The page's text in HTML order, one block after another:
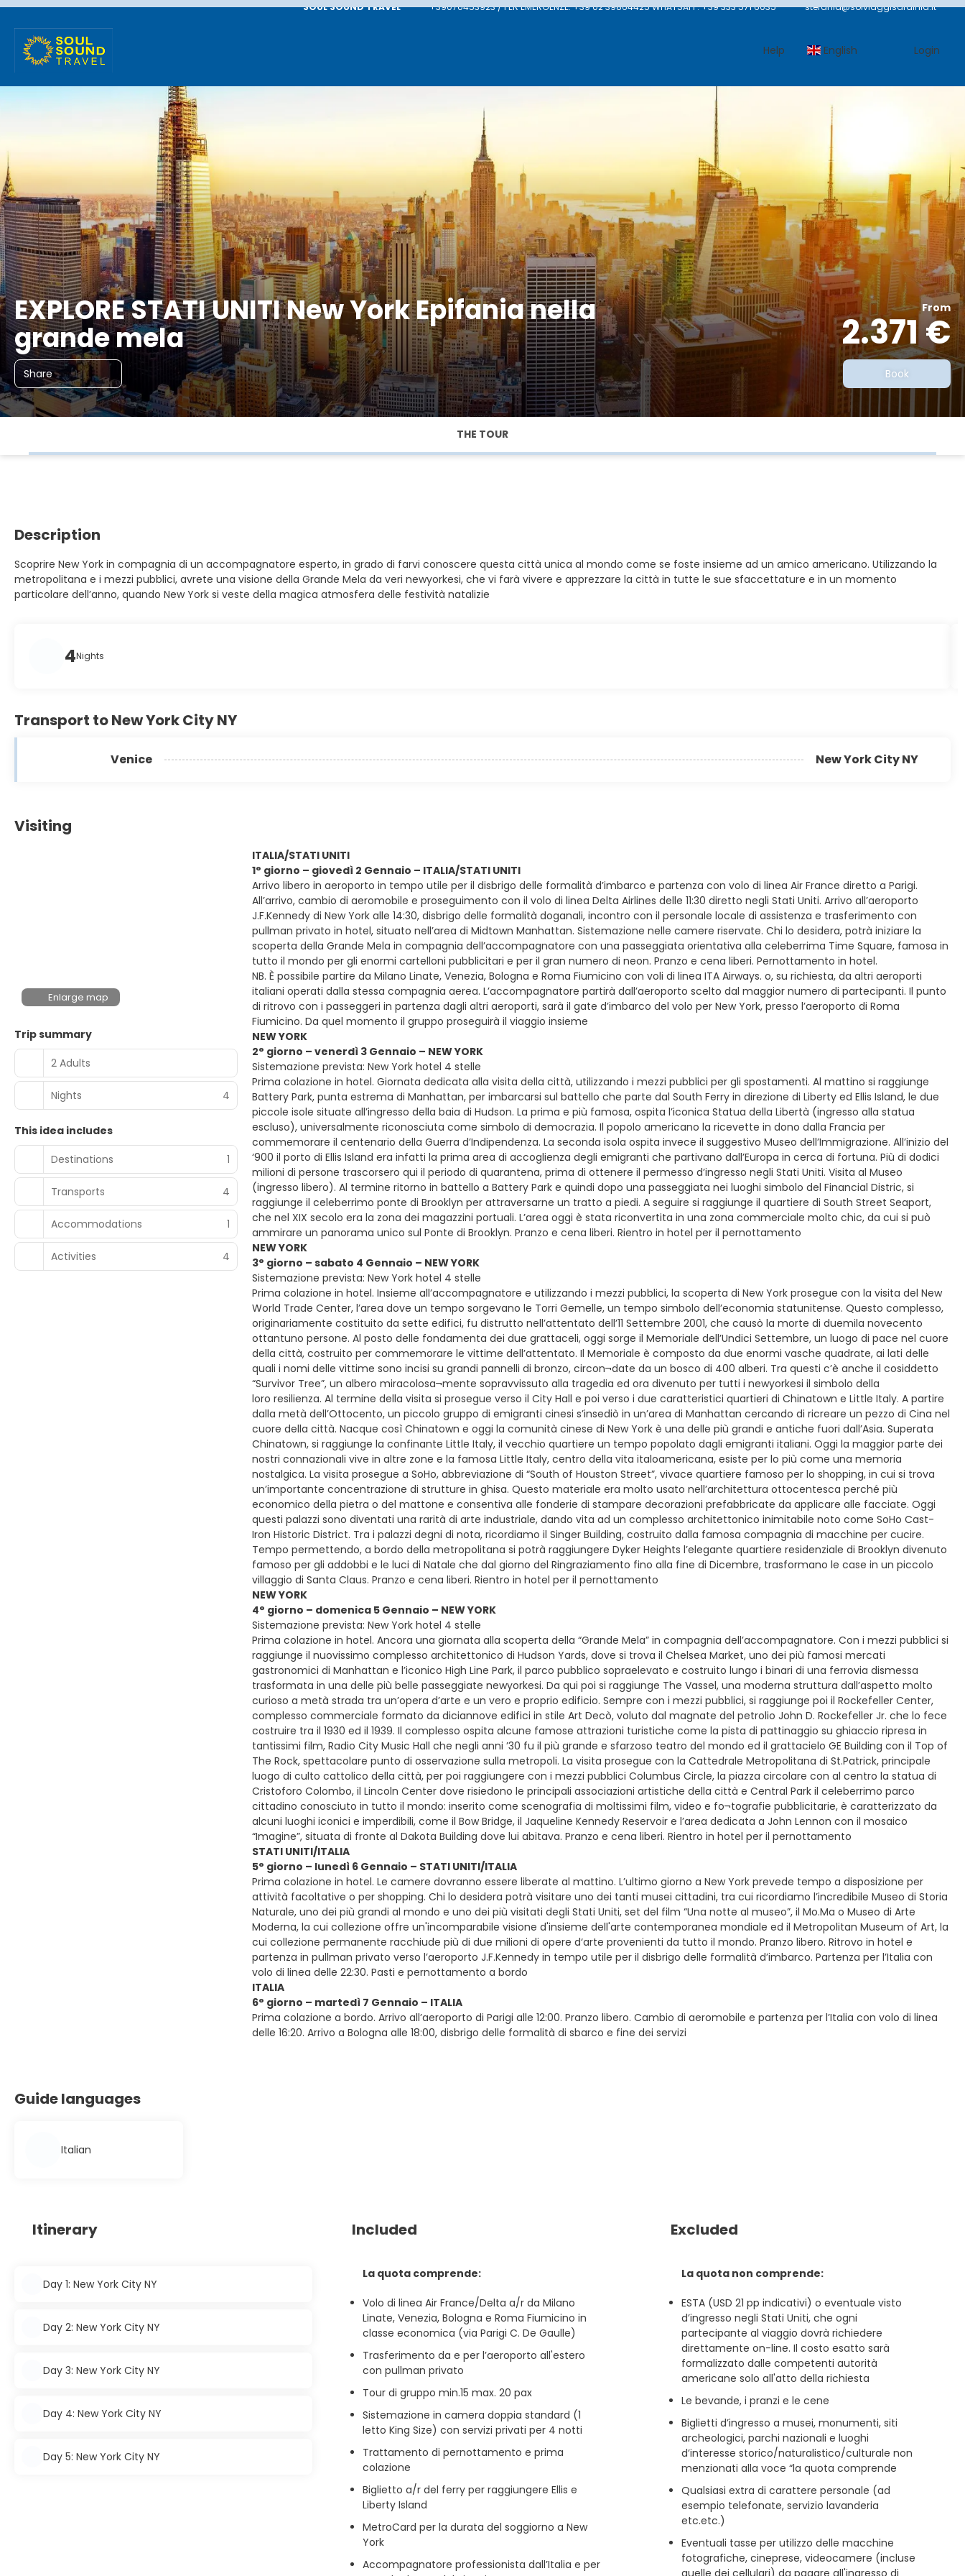
SOUL SOUND TRAVEL +39070453923 / PER EMERGENZE: +39 02 39864425 WHATSAPP: +39 333 571 6035 stefania@solviaggisardinia.it
Help English Login
EXPLORE STATI UNITI New York Epifania nella
grande mela
From
2.371 €
Share Book
THE TOUR
Description
Scoprire New York in compagnia di un accompagnatore esperto, in grado di farvi conoscere questa città unica al mondo come se foste insieme ad un amico americano. Utilizzando la
metropolitana e i mezzi pubblici, avrete una visione della Grande Mela da veri newyorkesi, che vi farà vivere e apprezzare la città in tutte le sue sfaccettature e in un momento
particolare dell’anno, quando New York si veste della magica atmosfera delle festività natalizie
4Nights
Transport to New York City NY
Venice New York City NY
Visiting
Enlarge map
Trip summary
2 Adults
Nights 4
This idea includes
Destinations
1
Transports 4
Accommodations 1
Activities 4
ITALIA/STATI UNITI
1° giorno – giovedì 2 Gennaio – ITALIA/STATI UNITI
Arrivo libero in aeroporto in tempo utile per il disbrigo delle formalità d’imbarco e partenza con volo di linea Air France diretto a Parigi.
All’arrivo, cambio di aeromobile e proseguimento con il volo di linea Delta Airlines delle 11:30 diretto negli Stati Uniti. Arrivo all’aeroporto
J.F.Kennedy di New York alle 14:30, disbrigo delle formalità doganali, incontro con il personale locale di assistenza e trasferimento con
pullman privato in hotel, situato nell’area di Midtown Manhattan. Sistemazione nelle camere riservate. Chi lo desidera, potrà iniziare la
scoperta della Grande Mela in compagnia dell’accompagnatore con una passeggiata orientativa alla celeberrima Time Square, famosa in
tutto il mondo per gli enormi cartelloni pubblicitari e per il gran numero di neon. Pranzo e cena liberi. Pernottamento in hotel.
NB. È possibile partire da Milano Linate, Venezia, Bologna e Roma Fiumicino con voli di linea ITA Airways. o, su richiesta, da altri aeroporti
italiani operati dalla stessa compagnia aerea. L’accompagnatore partirà dall’aeroporto scelto dal maggior numero di partecipanti. Il punto
di ritrovo con i passeggeri in partenza dagli altri aeroporti, sarà il gate d’imbarco del volo per New York, presso l’aeroporto di Roma
Fiumicino. Da quel momento il gruppo proseguirà il viaggio insieme
NEW YORK
2° giorno – venerdì 3 Gennaio – NEW YORK
Sistemazione prevista: New York hotel 4 stelle
Prima colazione in hotel. Giornata dedicata alla visita della città, utilizzando i mezzi pubblici per gli spostamenti. Al mattino si raggiunge
Battery Park, punta estrema di Manhattan, per imbarcarsi sul battello che parte dal South Ferry in direzione di Liberty ed Ellis Island, le due
piccole isole situate all’ingresso della baia di Hudson. La prima e più famosa, ospita l’iconica Statua della Libertà (ingresso alla statua
escluso), universalmente riconosciuta come simbolo di democrazia. Il popolo americano la ricevette in dono dalla Francia per
commemorare il centenario della Guerra d’Indipendenza. La seconda isola ospita invece il suggestivo Museo dell’Immigrazione. All’inizio del
‘900 il porto di Ellis Island era infatti la prima area di accoglienza degli emigranti che partivano dall’Europa in cerca di fortuna. Più di dodici
milioni di persone trascorsero qui il periodo di quarantena, prima di ottenere il permesso d’ingresso negli Stati Uniti. Visita al Museo
(ingresso libero). Al termine ritorno in battello a Battery Park e quindi dopo una passeggiata nei luoghi simbolo del Financial Distric, si
raggiunge il celeberrimo ponte di Brooklyn per attraversarne un tratto a piedi. A seguire si raggiunge il quartiere di South Street Seaport,
che nel XIX secolo era la zona dei magazzini portuali. L’area oggi è stata riconvertita in una zona commerciale molto chic, da cui si può
ammirare un panorama unico sul Ponte di Brooklyn. Pranzo e cena liberi. Rientro in hotel per il pernottamento
NEW YORK
3° giorno – sabato 4 Gennaio – NEW YORK
Sistemazione prevista: New York hotel 4 stelle
Prima colazione in hotel. Insieme all’accompagnatore e utilizzando i mezzi pubblici, la scoperta di New York prosegue con la visita del New
World Trade Center, l’area dove un tempo sorgevano le Torri Gemelle, un tempo simbolo dell’economia statunitense. Questo complesso,
originariamente costituito da sette edifici, fu distrutto nell’attentato dell’11 Settembre 2001, che causò la morte di duemila novecento
ottantuno persone. Al posto delle fondamenta dei due grattaceli, oggi sorge il Memoriale dell’Undici Settembre, un luogo di pace nel cuore
della città, costruito per commemorare le vittime dell’attentato. Il Memoriale è composto da due enormi vasche quadrate, ai lati delle
quali i nomi delle vittime sono incisi su grandi pannelli di bronzo, circon¬date da un bosco di 400 alberi. Tra questi c’è anche il cosiddetto
“Survivor Tree”, un albero miracolosa¬mente sopravvissuto alla tragedia ed ora divenuto per tutti i newyorkesi il simbolo della
loro resilienza. Al termine della visita si prosegue verso il City Hall e poi verso i due caratteristici quartieri di Chinatown e Little Italy. A partire
dalla metà dell’Ottocento, un piccolo gruppo di emigranti cinesi s’insediò in un’area di Manhattan cercando di ricreare un pezzo di Cina nel
cuore della città. Nacque così Chinatown e oggi la comunità cinese di New York è una delle più grandi e antiche fuori dall’Asia. Superata
Chinatown, si raggiunge la confinante Little Italy, il vecchio quartiere un tempo popolato dagli emigranti italiani. Oggi la maggior parte dei
nostri connazionali vive in altre zone e la famosa Little Italy, centro della vita italoamericana, esiste per lo più come una memoria
nostalgica. La visita prosegue a SoHo, abbreviazione di “South of Houston Street”, vivace quartiere famoso per lo shopping, in cui si trova
un’importante concentrazione di strutture in ghisa. Questo materiale era molto usato nell’architettura ottocentesca perché più
economico della pietra o del mattone e consentiva alle fonderie di stampare decorazioni prefabbricate da applicare alle facciate. Oggi
questi palazzi sono diventati una rarità di arte industriale, dando vita ad un complesso architettonico inimitabile noto come SoHo Cast-
Iron Historic District. Tra i palazzi degni di nota, ricordiamo il Singer Building, costruito dalla famosa compagnia di macchine per cucire.
Tempo permettendo, a bordo della metropolitana si potrà raggiungere Dyker Heights l’elegante quartiere residenziale di Brooklyn divenuto
famoso per gli addobbi e le luci di Natale che dal giorno del Ringraziamento fino alla fine di Dicembre, trasformano le case in un piccolo
villaggio di Santa Claus. Pranzo e cena liberi. Rientro in hotel per il pernottamento
NEW YORK
4° giorno – domenica 5 Gennaio – NEW YORK
Sistemazione prevista: New York hotel 4 stelle
Prima colazione in hotel. Ancora una giornata alla scoperta della “Grande Mela” in compagnia dell’accompagnatore. Con i mezzi pubblici si
raggiunge il nuovissimo complesso architettonico di Hudson Yards, dove si trova il Chelsea Market, uno dei più famosi mercati
gastronomici di Manhattan e l’iconico High Line Park, il parco pubblico sopraelevato e costruito lungo i binari di una ferrovia dismessa
trasformata in una delle più belle passeggiate newyorkesi. Da qui poi si raggiunge The Vassel, una moderna struttura dall’aspetto molto
curioso a metà strada tra un’opera d’arte e un vero e proprio edificio. Sempre con i mezzi pubblici, si raggiunge poi il Rockefeller Center,
complesso commerciale formato da diciannove edifici in stile Art Decò, voluto dal magnate del petrolio John D. Rockefeller Jr. che lo fece
costruire tra il 1930 ed il 1939. Il complesso ospita alcune famose attrazioni turistiche come la pista di pattinaggio su ghiaccio ripresa in
tantissimi film, Radio City Music Hall che negli anni ’30 fu il più grande e sfarzoso teatro del mondo ed il grattacielo GE Building con il Top of
The Rock, spettacolare punto di osservazione sulla metropoli. La visita prosegue con la Cattedrale Metropolitana di St.Patrick, principale
luogo di culto cattolico della città, per poi raggiungere con i mezzi pubblici Columbus Circle, la piazza circolare con al centro la statua di
Cristoforo Colombo, il Lincoln Center dove risiedono le principali associazioni artistiche della città e Central Park il celeberrimo parco
cittadino conosciuto in tutto il mondo: inserito come scenografia di moltissimi film, video e fo¬tografie pubblicitarie, è caratterizzato da
alcuni luoghi iconici e imperdibili, come il Bow Bridge, il Jaqueline Kennedy Reservoir e l’area dedicata a John Lennon con il mosaico
“Imagine”, situata di fronte al Dakota Building dove lui abitava. Pranzo e cena liberi. Rientro in hotel per il pernottamento
STATI UNITI/ITALIA
5° giorno – lunedì 6 Gennaio – STATI UNITI/ITALIA
Prima colazione in hotel. Le camere dovranno essere liberate al mattino. L’ultimo giorno a New York prevede tempo a disposizione per
attività facoltative o per shopping. Chi lo desidera potrà visitare uno dei tanti musei cittadini, tra cui ricordiamo l’incredibile Museo di Storia
Naturale, uno dei più grandi al mondo e uno dei più visitati degli Stati Uniti, set del film “Una notte al museo”, il Mo.Ma o Museo di Arte
Moderna, la cui collezione offre un'incomparabile visione d'insieme dell'arte contemporanea mondiale ed il Metropolitan Museum of Art, la
cui collezione permanente racchiude più di due milioni di opere d‘arte provenienti da tutto il mondo. Pranzo libero. Ritrovo in hotel e
partenza in pullman privato verso l’aeroporto J.F.Kennedy in tempo utile per il disbrigo delle formalità d’imbarco. Partenza per l’Italia con
volo di linea delle 22:30. Pasti e pernottamento a bordo
ITALIA
6° giorno – martedì 7 Gennaio – ITALIA
Prima colazione a bordo. Arrivo all’aeroporto di Parigi alle 12:00. Pranzo libero. Cambio di aeromobile e partenza per l’Italia con volo di linea
delle 16:20. Arrivo a Bologna alle 18:00, disbrigo delle formalità di sbarco e fine dei servizi
Guide languages
Italian
Itinerary
Day 1: New York City NY
Day 2: New York City NY
Day 3: New York City NY
Day 4: New York City NY
Day 5: New York City NY
Included
La quota comprende:
Volo di linea Air France/Delta a/r da Milano
Linate, Venezia, Bologna e Roma Fiumicino in
classe economica (via Parigi C. De Gaulle)
Trasferimento da e per l’aeroporto all'estero
con pullman privato
Tour di gruppo min.15 max. 20 pax
Sistemazione in camera doppia standard (1
letto King Size) con servizi privati per 4 notti
Trattamento di pernottamento e prima
colazione
Biglietto a/r del ferry per raggiungere Ellis e
Liberty Island
MetroCard per la durata del soggiorno a New
York
Accompagnatore professionista dall’Italia e per
Excluded
La quota non comprende:
ESTA (USD 21 pp indicativi) o eventuale visto
d’ingresso negli Stati Uniti, che ogni
partecipante al viaggio dovrà richiedere
direttamente on-line. Il costo esatto sarà
formalizzato dalle competenti autorità
americane solo all'atto della richiesta
Le bevande, i pranzi e le cene
Biglietti d’ingresso a musei, monumenti, siti
archeologici, parchi nazionali e luoghi
d’interesse storico/naturalistico/culturale non
menzionati alla voce “la quota comprende
Qualsiasi extra di carattere personale (ad
esempio telefonate, servizio lavanderia
etc.etc.)
Eventuali tasse per utilizzo delle macchine
fotografiche, cineprese, videocamere (incluse
quelle dei cellulari) da pagare all'ingresso di